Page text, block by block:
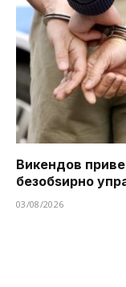
Викендов
безобѕирно
03/08/2026